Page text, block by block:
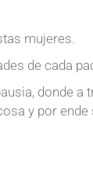
mujeres.
de cada
donde a
y por